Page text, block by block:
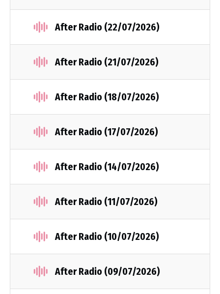
After Radio (22/07/2026)
After Radio (21/07/2026)
After Radio (18/07/2026)
After Radio (17/07/2026)
After Radio (14/07/2026)
After Radio (11/07/2026)
After Radio (10/07/2026)
After Radio (09/07/2026)